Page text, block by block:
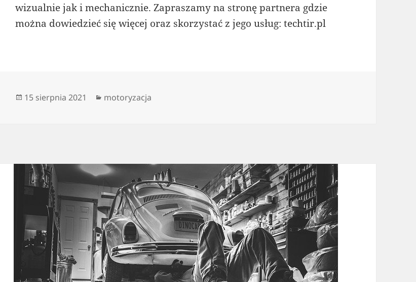
wizualnie jak i mechanicznie. Zapraszamy na stronę partnera gdzie
można dowiedzieć się więcej oraz skorzystać z jego usług: techtir.pl
Data
15 sierpnia 2021 Kategorie
motoryzacja